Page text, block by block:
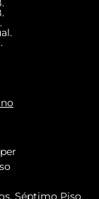
Séptimo Piso.